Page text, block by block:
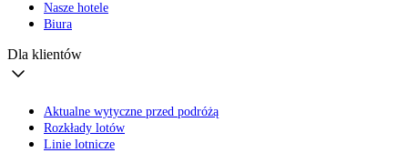
Nasze hotele
Biura
Dla klientów
Aktualne wytyczne przed podróżą
Rozkłady lotów
Linie lotnicze